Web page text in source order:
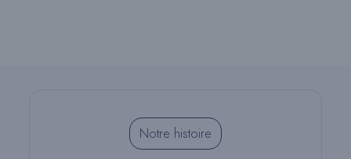
Notre histoire